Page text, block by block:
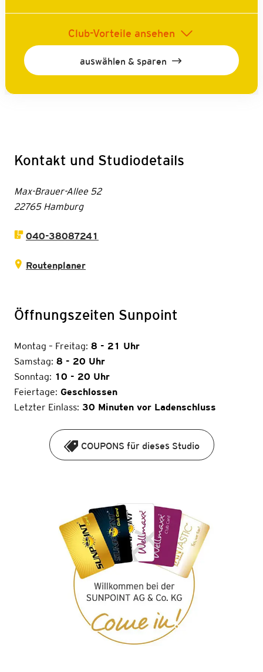
Club-Vorteile ansehen
auswählen & sparen
Kontakt und Studiodetails
Max-Brauer-Allee 52
22765 Hamburg
040-38087241
Routenplaner
Öffnungszeiten Sunpoint
Montag – Freitag: 8 - 21 Uhr
Samstag: 8 - 20 Uhr
Sonntag: 10 - 20 Uhr
Feiertage: Geschlossen
Letzter Einlass: 30 Minuten vor Ladenschluss
COUPONS für dieses Studio